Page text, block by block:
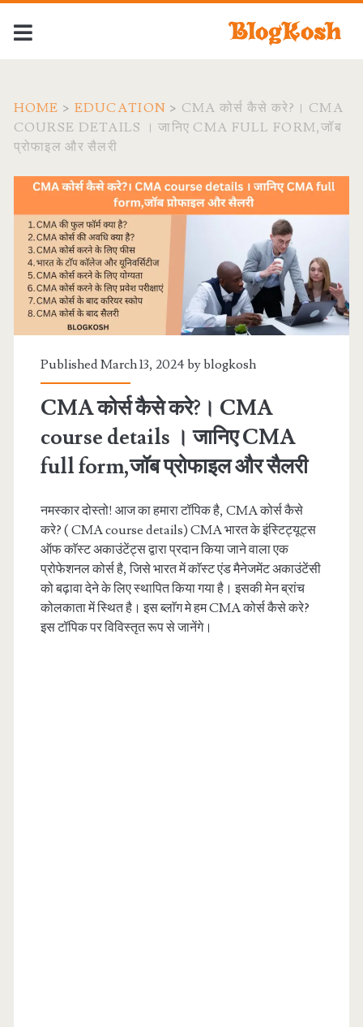
HOME > EDUCATION > CMA कोर्स कैसे करे?। CMA
COURSE DETAILS । जानिए CMA FULL FORM,जॉब
प्रोफाइल और सैलरी
Published March 13, 2024 byblogkosh
CMA कोर्स कैसे करे?। CMA
course details । जानिए CMA
full form,जॉब प्रोफाइल और सैलरी
नमस्कार दोस्तो! आज का हमारा टॉपिक है, CMA कोर्स कैसे
करे? ( CMA course details) CMA भारत के इंस्टिट्यूट्स
ऑफ काॅस्ट अकाउंटेंट्स द्वारा प्रदान किया जाने वाला एक
प्रोफेशनल कोर्स है, जिसे भारत में काॅस्ट एंड मैनेजमेंट अकाउंटेंसी
को बढ़ावा देने के लिए स्थापित किया गया है। इसकी मेन ब्रांच
कोलकाता में स्थित है। इस ब्लाॅग मे हम CMA कोर्स कैसे करे?
इस टॉपिक पर विविस्तृत रूप से जानेंगे।